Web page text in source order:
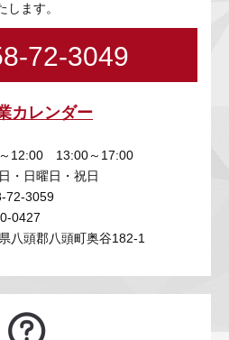
ます。
72-3049
カレンダー
12:00 13:00～17:00
・日曜日・祝日
72-3059
0427
八頭郡八頭町奥谷182-1